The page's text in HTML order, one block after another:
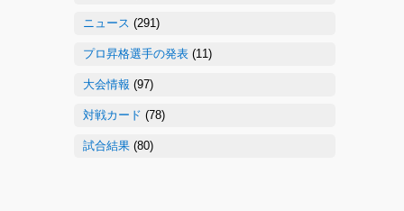
ニュース (291)
プロ昇格選手の発表 (11)
大会情報 (97)
対戦カード (78)
試合結果 (80)